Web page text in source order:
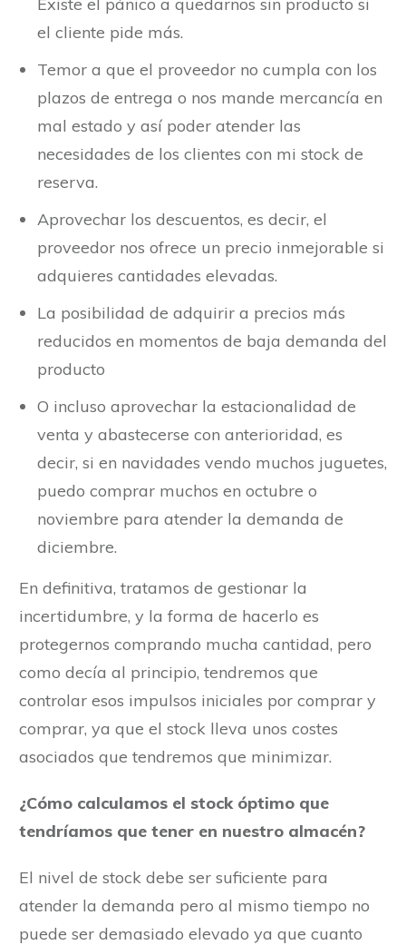
el cliente pide más.
Temor a que el proveedor no cumpla con los
plazos de entrega o nos mande mercancía en
mal estado y así poder atender las
necesidades de los clientes con mi stock de
reserva.
Aprovechar los descuentos, es decir, el
proveedor nos ofrece un precio inmejorable si
adquieres cantidades elevadas.
La posibilidad de adquirir a precios más
reducidos en momentos de baja demanda del
producto
O incluso aprovechar la estacionalidad de
venta y abastecerse con anterioridad, es
decir, si en navidades vendo muchos juguetes,
puedo comprar muchos en octubre o
noviembre para atender la demanda de
diciembre.
En definitiva, tratamos de gestionar la
incertidumbre, y la forma de hacerlo es
protegernos comprando mucha cantidad, pero
como decía al principio, tendremos que
controlar esos impulsos iniciales por comprar y
comprar, ya que el stock lleva unos costes
asociados que tendremos que minimizar.
¿Cómo calculamos el stock óptimo que
tendríamos que tener en nuestro almacén?
El nivel de stock debe ser suficiente para
atender la demanda pero al mismo tiempo no
puede ser demasiado elevado ya que cuanto